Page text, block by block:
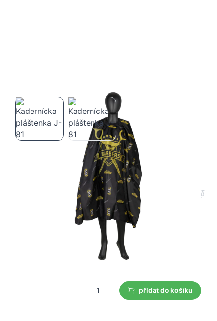
Kadernícka pláštenka J-81
B2B cena Maloobchodní cena
Nejnižší cena z 30 dnů před slevou:
přidat do košíku